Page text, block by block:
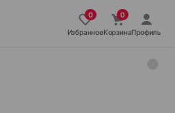
ИзбранноеКорзинаПрофиль